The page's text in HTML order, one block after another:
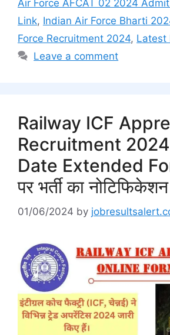
Air Force AFCAT 02 2024
Link, Indian Air Force Bharti
Force Recruitment 2024, Latest
Leave a comment
Railway ICF
Recruitment
Date Extended
पर भर्ती का नोटिफिकेशन
01/06/2024 by